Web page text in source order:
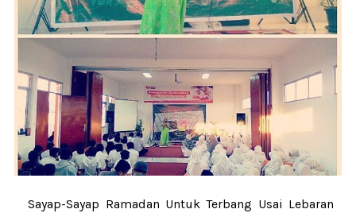
Sayap-Sayap Ramadan Untuk Terbang Usai Lebaran